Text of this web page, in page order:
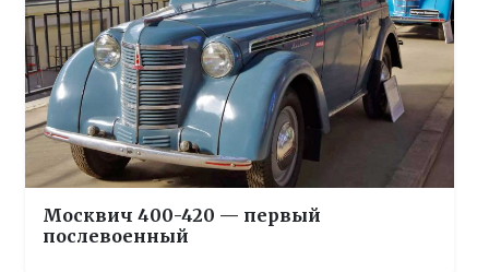
Москвич 400-420 — первый
послевоенный